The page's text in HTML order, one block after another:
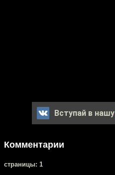
Вступай в нашу
Комментарии
cтраницы: 1